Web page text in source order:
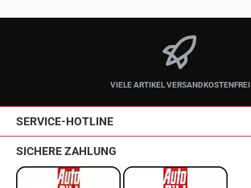
VIELE ARTIKEL VERSANDKOSTENFREI
SERVICE-HOTLINE
SICHERE ZAHLUNG